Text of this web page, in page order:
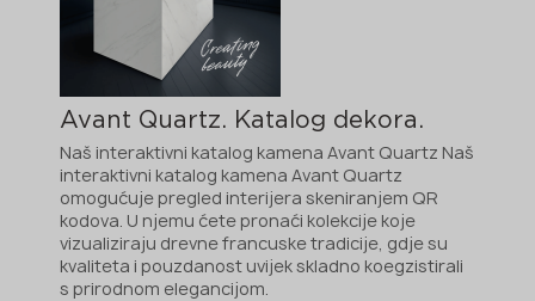
Avant Quartz. Katalog dekora.
Naš interaktivni katalog kamena Avant Quartz Naš
interaktivni katalog kamena Avant Quartz
omogućuje pregled interijera skeniranjem QR
kodova. U njemu ćete pronaći kolekcije koje
vizualiziraju drevne francuske tradicije, gdje su
kvaliteta i pouzdanost uvijek skladno koegzistirali
s prirodnom elegancijom.